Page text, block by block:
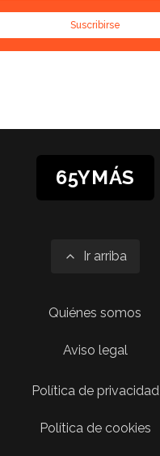
Suscribirse
65YMÁS
Ir arriba
Quiénes somos
Aviso legal
Política de privacidad
Política de cookies